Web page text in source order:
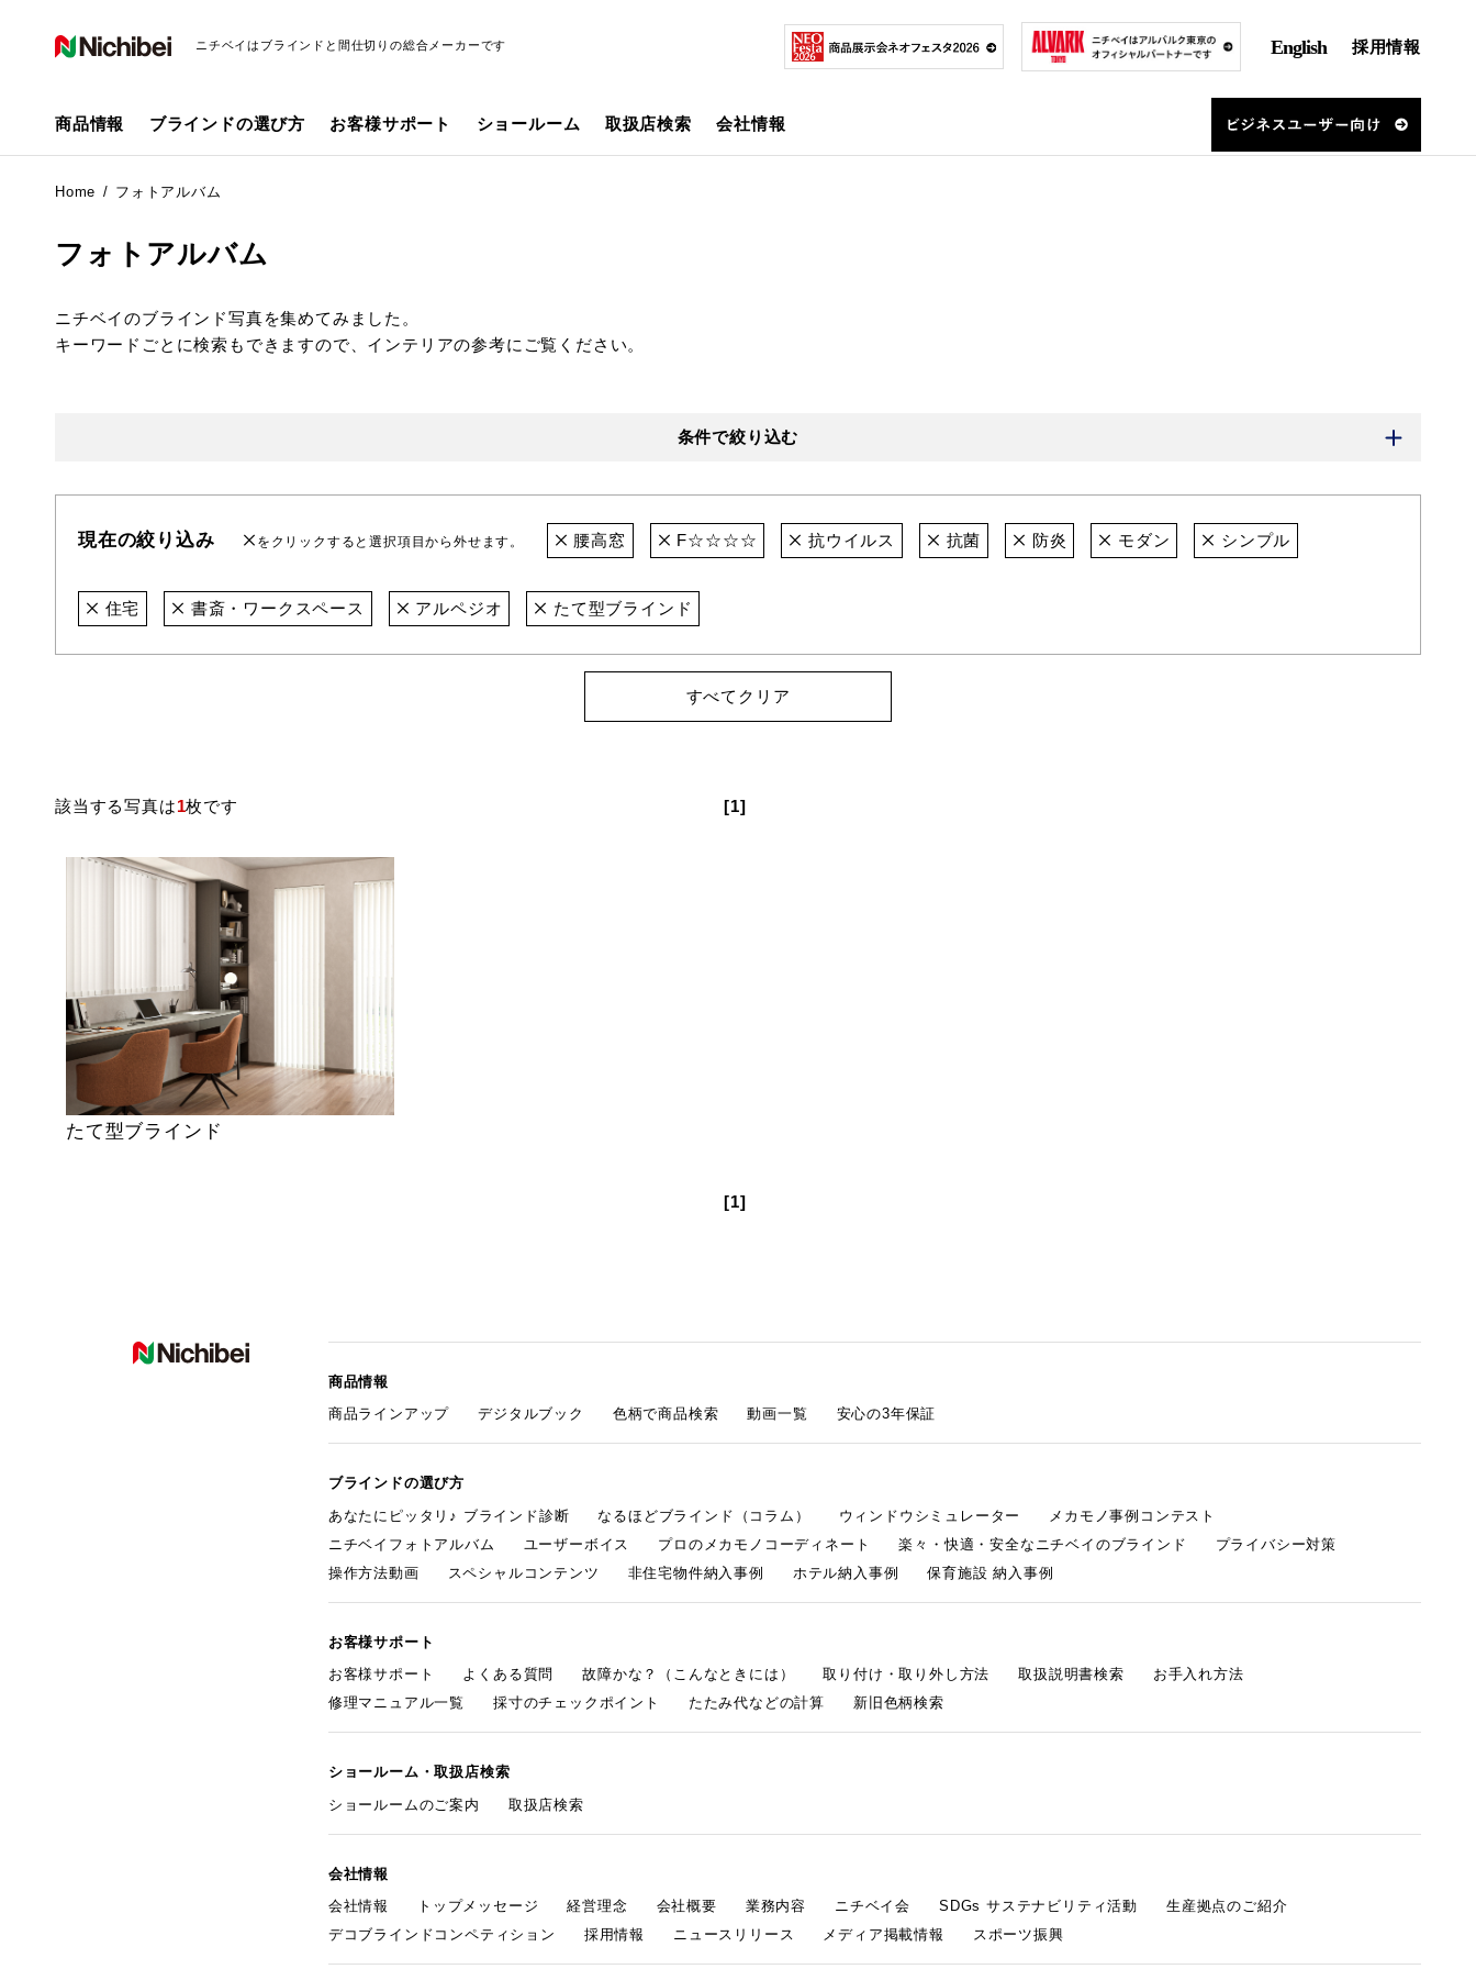
ニチベイはブラインドと間仕切りの総合メーカーです English 採用情報
商品情報 ブラインドの選び方 お客様サポート ショールーム 取扱店検索 会社情報
Home フォトアルバム
フォトアルバム
ニチベイのブラインド写真を集めてみました。
キーワードごとに検索もできますので、インテリアの参考にご覧ください。
条件で絞り込む
現在の絞り込み をクリックすると選択項目から外せます。 腰高窓 F☆☆☆☆ 抗ウイルス 抗菌 防炎 モダン シンプル
住宅 書斎・ワークスペース アルペジオ たて型ブラインド
すべてクリア
該当する写真は1枚です [1]
たて型ブラインド
[1]
商品情報
商品ラインアップ
デジタルブック 色柄で商品検索 動画一覧 安心の3年保証
ブラインドの選び方
あなたにピッタリ♪ ブラインド診断
なるほどブラインド（コラム） ウィンドウシミュレーター
メカモノ事例コンテスト
ニチベイフォトアルバム
ユーザーボイス プロのメカモノコーディネート 楽々・快適・安全なニチベイのブラインド
プライバシー対策
操作方法動画
スペシャルコンテンツ 非住宅物件納入事例 ホテル納入事例 保育施設 納入事例
お客様サポート
お客様サポート
よくある質問 故障かな？（こんなときには） 取り付け・取り外し方法 取扱説明書検索
お手入れ方法
修理マニュアル一覧
採寸のチェックポイント たたみ代などの計算 新旧色柄検索
ショールーム・取扱店検索
ショールームのご案内
取扱店検索
会社情報
会社情報
トップメッセージ 経営理念 会社概要 業務内容 ニチベイ会 SDGs サステナビリティ活動
生産拠点のご紹介
デコブラインドコンペティション
採用情報 ニュースリリース メディア掲載情報 スポーツ振興